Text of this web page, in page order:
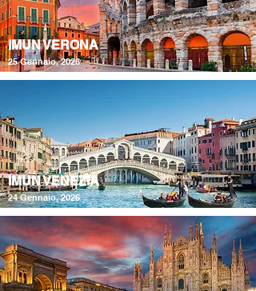
IMUN VERONA
25 Gennaio, 2026
IMUN VENEZIA
24 Gennaio, 2026